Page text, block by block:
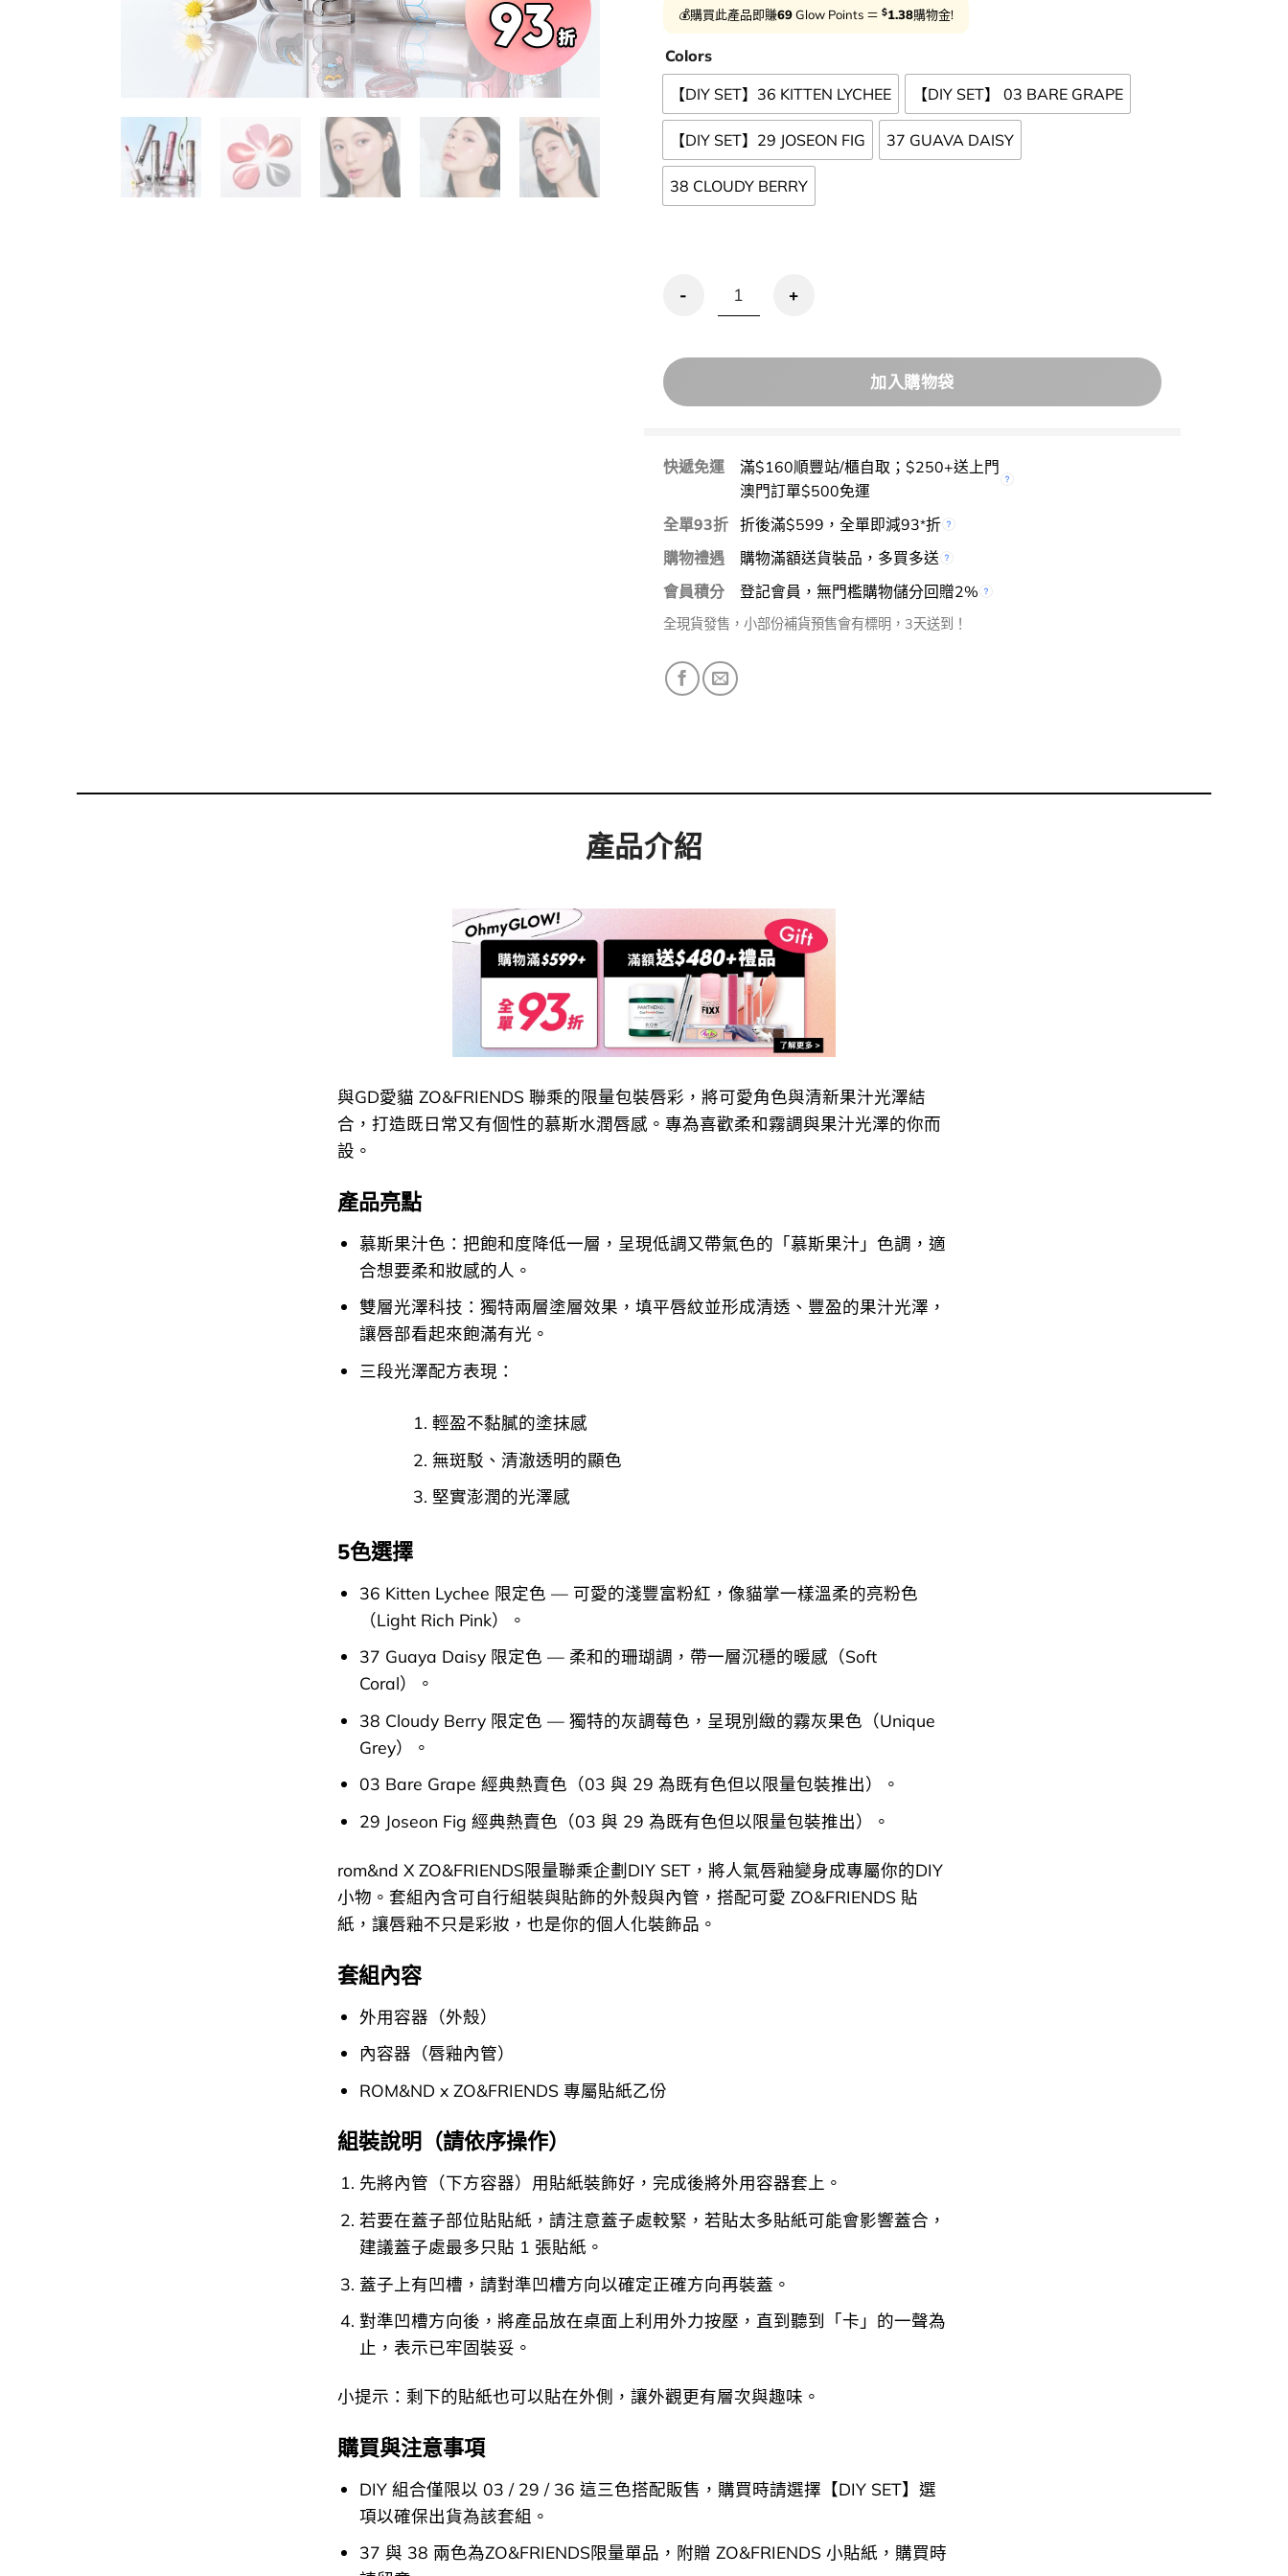
💰購買此產品即賺69Glow Points ＝ $1.38購物金!
Colors
【DIY SET】36 KITTEN LYCHEE 【DIY SET】 03 BARE GRAPE
【DIY SET】29 JOSEON FIG 37 GUAVA DAISY
38 CLOUDY BERRY
【romand X ZO&FRIENDS 聯名限量版 Tint DIY Set 送貼紙】rom&nd The Juicy
加入購物袋
快遞免運
滿$160順豐站/櫃自取；$250+送上門
澳門訂單$500免運
全單93折 折後滿$599，全單即減93*折
購物禮遇
購物滿額送貨裝品，多買多送
會員積分
登記會員，無門檻購物儲分回贈2%
全現貨發售，小部份補貨預售會有標明，3天送到！
產品介紹
與GD愛貓 ZO&FRIENDS 聯乘的限量包裝唇彩，將可愛角色與清新果汁光澤結
合，打造既日常又有個性的慕斯水潤唇感。專為喜歡柔和霧調與果汁光澤的你而
設。
產品亮點
慕斯果汁色：把飽和度降低一層，呈現低調又帶氣色的「慕斯果汁」色調，適
合想要柔和妝感的人。
雙層光澤科技：獨特兩層塗層效果，填平唇紋並形成清透、豐盈的果汁光澤，
讓唇部看起來飽滿有光。
三段光澤配方表現：
輕盈不黏膩的塗抹感
無斑駁、清澈透明的顯色
堅實澎潤的光澤感
5色選擇
36 Kitten Lychee 限定色 — 可愛的淺豐富粉紅，像貓掌一樣溫柔的亮粉色
（Light Rich Pink）。
37 Guaya Daisy 限定色 — 柔和的珊瑚調，帶一層沉穩的暖感（Soft
Coral）。
38 Cloudy Berry 限定色 — 獨特的灰調莓色，呈現別緻的霧灰果色（Unique
Grey）。
03 Bare Grape 經典熱賣色（03 與 29 為既有色但以限量包裝推出）。
29 Joseon Fig 經典熱賣色（03 與 29 為既有色但以限量包裝推出）。
rom&nd X ZO&FRIENDS限量聯乘企劃DIY SET，將人氣唇釉變身成專屬你的DIY
小物。套組內含可自行組裝與貼飾的外殼與內管，搭配可愛 ZO&FRIENDS 貼
紙，讓唇釉不只是彩妝，也是你的個人化裝飾品。
套組內容
外用容器（外殼）
內容器（唇釉內管）
ROM&ND x ZO&FRIENDS 專屬貼紙乙份
組裝說明（請依序操作）
先將內管（下方容器）用貼紙裝飾好，完成後將外用容器套上。
若要在蓋子部位貼貼紙，請注意蓋子處較緊，若貼太多貼紙可能會影響蓋合，
建議蓋子處最多只貼 1 張貼紙。
蓋子上有凹槽，請對準凹槽方向以確定正確方向再裝蓋。
對準凹槽方向後，將產品放在桌面上利用外力按壓，直到聽到「卡」的一聲為
止，表示已牢固裝妥。
小提示：剩下的貼紙也可以貼在外側，讓外觀更有層次與趣味。
購買與注意事項
DIY 組合僅限以 03 / 29 / 36 這三色搭配販售，購買時請選擇【DIY SET】選
項以確保出貨為該套組。
37 與 38 兩色為ZO&FRIENDS限量單品，附贈 ZO&FRIENDS 小貼紙，購買時